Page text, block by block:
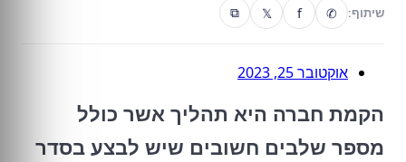
שיתוף: ✆
f
𝕏
⧉
אוקטובר 25, 2023
הקמת חברה היא תהליך אשר כולל
מספר שלבים חשובים שיש לבצע בסדר